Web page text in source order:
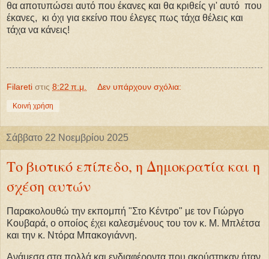
θα αποτυπώσει αυτό που έκανες και θα κριθείς γι' αυτό που
έκανες, κι όχι για εκείνο που έλεγες πως τάχα θέλεις και
τάχα να κάνεις!
Filareti στις 8:22 π.μ. Δεν υπάρχουν σχόλια:
Κοινή χρήση
Σάββατο 22 Νοεμβρίου 2025
Το βιοτικό επίπεδο, η Δημοκρατία και η
σχέση αυτών
Παρακολουθώ την εκπομπή "Στο Κέντρο" με τον Γιώργο
Κουβαρά, ο οποίος έχει καλεσμένους του τον κ. Μ. Μπλέτσα
και την κ. Ντόρα Μπακογιάννη.
Ανάμεσα στα πολλά και ενδιαφέροντα που ακούστηκαν ήταν